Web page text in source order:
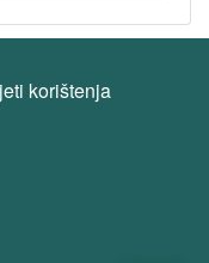
korištenja